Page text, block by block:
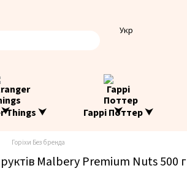
Укр
Things ⮟ Гаррі Поттер ⮟
Горіхи Без бренда
Malbery Premium Nuts 500 г